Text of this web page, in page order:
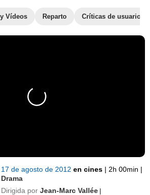
Vídeos Reparto Críticas de usuarios
17 de agosto de 2012en cines | 2h 00min |
Drama
Dirigida por Jean-Marc Vallée |